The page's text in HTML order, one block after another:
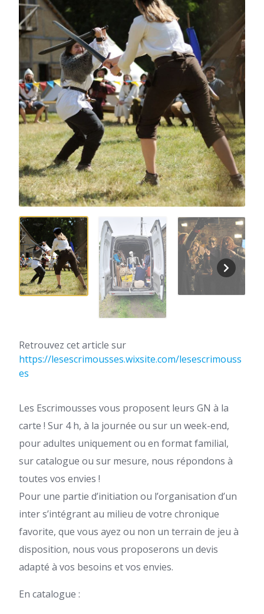
Retrouvez cet article sur
https://lesescrimousses.wixsite.com/lesescrimouss
es
Les Escrimousses vous proposent leurs GN à la
carte ! Sur 4 h, à la journée ou sur un week-end,
pour adultes uniquement ou en format familial,
sur catalogue ou sur mesure, nous répondons à
toutes vos envies !
Pour une partie d’initiation ou l’organisation d’un
inter s’intégrant au milieu de votre chronique
favorite, que vous ayez ou non un terrain de jeu à
disposition, nous vous proposerons un devis
adapté à vos besoins et vos envies.
En catalogue :